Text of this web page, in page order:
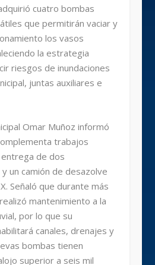
cuatro bombas
que permitirán vaciar y
los vasos
la estrategia
riesgos de inundaciones
juntas auxiliares e
Omar Muñoz informó
trabajos
de dos
un camión de desazolve
Señaló que durante más
mantenimiento a la
por lo que su
canales, drenajes y
bombas tienen
superior a seis mil